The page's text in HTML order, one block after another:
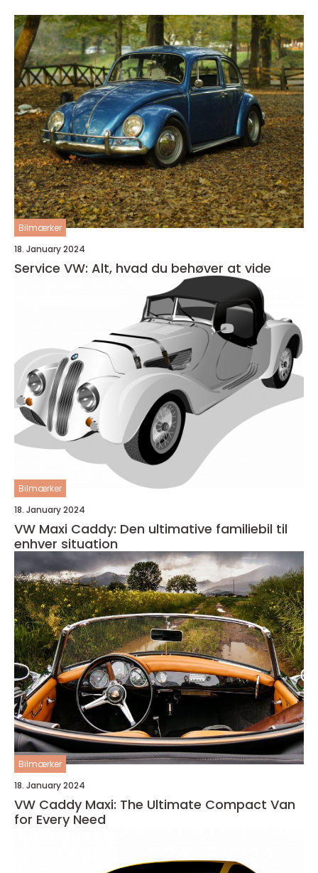
Bilmærker
18. January 2024
Service VW: Alt, hvad du behøver at vide
Bilmærker
18. January 2024
VW Maxi Caddy: Den ultimative familiebil til
enhver situation
Bilmærker
18. January 2024
VW Caddy Maxi: The Ultimate Compact Van
for Every Need